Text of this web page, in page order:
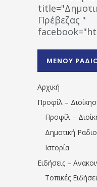
Πρέβεζας "
ΜΕΝΟΥ
Αρχική
Προφίλ –
Προφίλ –
Δημοτική
Ιστορία
Ειδήσεις –
Τοπικές